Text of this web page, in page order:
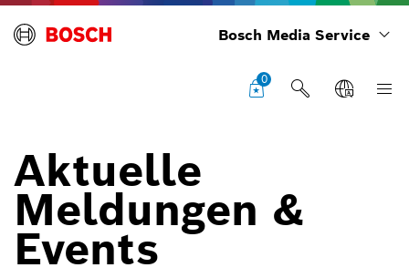
Bosch Media Service
0
Aktuelle
Meldungen &
Events